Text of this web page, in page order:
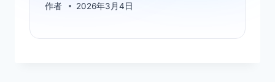
作者 2026年3月4日